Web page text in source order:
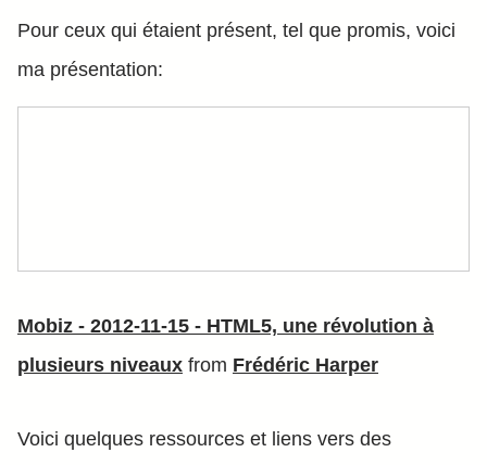
Pour ceux qui étaient présent, tel que promis, voici
ma présentation:
Mobiz - 2012-11-15 - HTML5, une révolution à
plusieurs niveaux from Frédéric Harper
Voici quelques ressources et liens vers des